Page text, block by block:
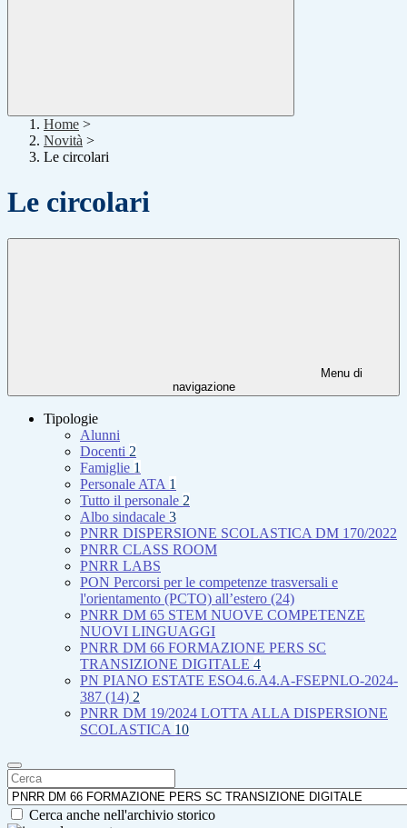
Home >
Novità >
Le circolari
Le circolari
Menu di
navigazione
Tipologie
Alunni
Docenti 2
Famiglie 1
Personale ATA 1
Tutto il personale 2
Albo sindacale 3
PNRR DISPERSIONE SCOLASTICA DM 170/2022
PNRR CLASS ROOM
PNRR LABS
PON Percorsi per le competenze trasversali e
l'orientamento (PCTO) all’estero (24)
PNRR DM 65 STEM NUOVE COMPETENZE
NUOVI LINGUAGGI
PNRR DM 66 FORMAZIONE PERS SC
TRANSIZIONE DIGITALE 4
PN PIANO ESTATE ESO4.6.A4.A-FSEPNLO-2024-
387 (14) 2
PNRR DM 19/2024 LOTTA ALLA DISPERSIONE
SCOLASTICA 10
Cerca anche nell'archivio storico